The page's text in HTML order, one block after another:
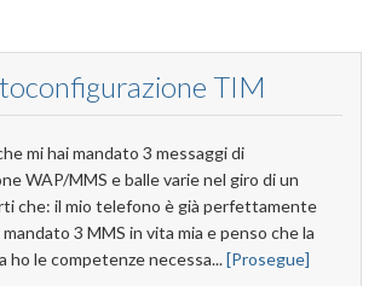
TIM
mi hai mandato 3 messaggi di
WAP/MMS e balle varie nel giro di un
che: il mio telefono è già perfettamente
3 MMS in vita mia e penso che la
ho le competenze necessa...[Prosegue]